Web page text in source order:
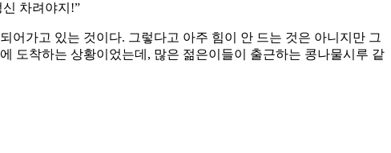
차려야지!”
어가고 있는 것이다. 그렇다고 아주 힘이 안 드는 것은 아니지만 그
도착하는 상황이었는데, 많은 젊은이들이 출근하는 콩나물시루 같